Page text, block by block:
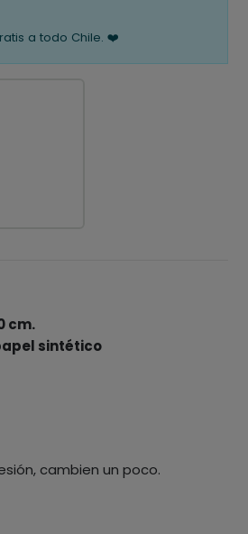
a todo Chile. ❤️
cm.
sintético
cambien un poco.